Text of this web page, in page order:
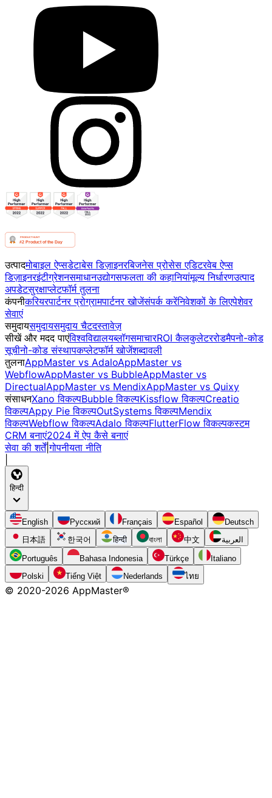
उत्पादमोबाइल ऐप्सडेटाबेस डिज़ाइनरबिजनेस प्रोसेस एडिटरवेब ऐप्स
डिज़ाइनरइंटीग्रेशनसमाधानउद्योगसफलता की कहानियांमूल्य निर्धारणउत्पाद
अपडेटसुरक्षाप्लेटफॉर्म तुलना
कंपनीकरियरपार्टनर प्रोग्रामपार्टनर खोजेंसंपर्क करेंनिवेशकों के लिएपेशेवर
सेवाएं
समुदायसमुदायसमुदाय चैटदस्तावेज़
सीखें और मदद पाएंविश्वविद्यालयब्लॉगसमाचारROI कैलकुलेटररोडमैपनो-कोड
सूचीनो-कोड संस्थापकप्लेटफॉर्म खोजेंशब्दावली
तुलनाAppMaster vs AdaloAppMaster vs
WebflowAppMaster vs BubbleAppMaster vs
DirectualAppMaster vs MendixAppMaster vs Quixy
संसाधनXano विकल्पBubble विकल्पKissflow विकल्पCreatio
विकल्पAppy Pie विकल्पOutSystems विकल्पMendix
विकल्पWebflow विकल्पAdalo विकल्पFlutterFlow विकल्पकस्टम
CRM बनाएं2024 में ऐप कैसे बनाएं
सेवा की शर्तें|गोपनीयता नीति
हिन्दी
English Русский Français Español
Deutsch
日本語
한국어 हिन्दी বাংলা 中文 العربية
Português Bahasa Indonesia Türkçe
Italiano
Polski
Tiếng Việt Nederlands ไทย
© 2020-2026 AppMaster®